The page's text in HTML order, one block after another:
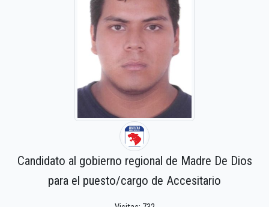
Candidato al gobierno regional de Madre De Dios
para el puesto/cargo de Accesitario